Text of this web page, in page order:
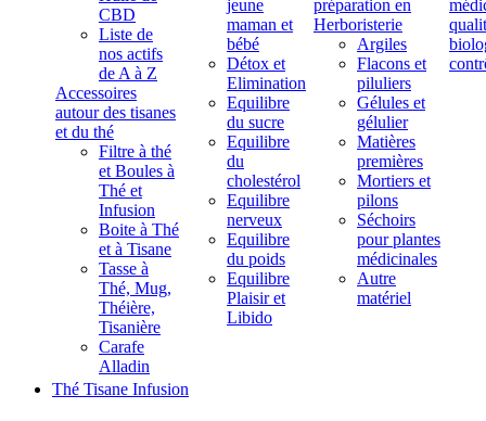
CBD
Liste de
nos actifs
de A à Z
Accessoires
autour des tisanes
et du thé
Filtre à thé
et Boules à
Thé et
Infusion
Boite à Thé
et à Tisane
Tasse à
Thé, Mug,
Théière,
Tisanière
Carafe
Alladin
jeune
maman et
bébé
Détox et
Elimination
Equilibre
du sucre
Equilibre
du
cholestérol
Equilibre
nerveux
Equilibre
du poids
Equilibre
Plaisir et
Libido
préparation en
Herboristerie
Argiles
Flacons et
piluliers
Gélules et
gélulier
Matières
premières
Mortiers et
pilons
Séchoirs
pour plantes
médicinales
Autre
matériel
Thé Tisane Infusion